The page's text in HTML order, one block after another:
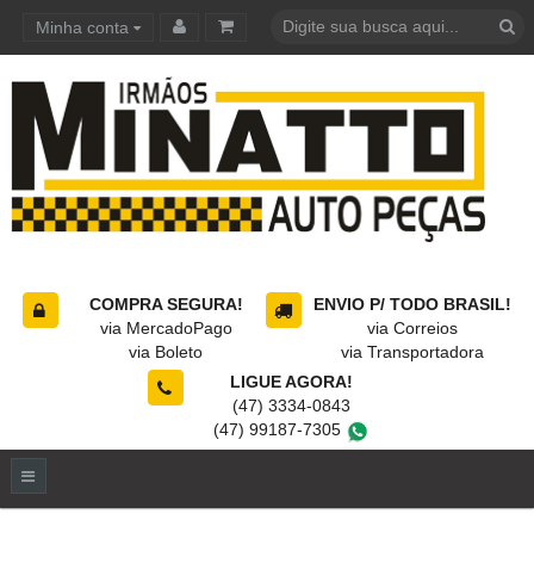
Minha conta
COMPRA SEGURA!
via MercadoPago
via Boleto
ENVIO P/ TODO BRASIL!
via Correios
via Transportadora
LIGUE AGORA!
(47) 3334-0843
(47) 99187-7305